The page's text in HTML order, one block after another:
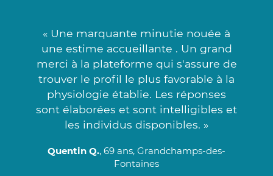
« Une marquante minutie nouée à
une estime accueillante . Un grand
merci à la plateforme qui s'assure de
trouver le profil le plus favorable à la
physiologie établie. Les réponses
sont élaborées et sont intelligibles et
les individus disponibles. »
Quentin Q., 69 ans, Grandchamps-des-
Fontaines